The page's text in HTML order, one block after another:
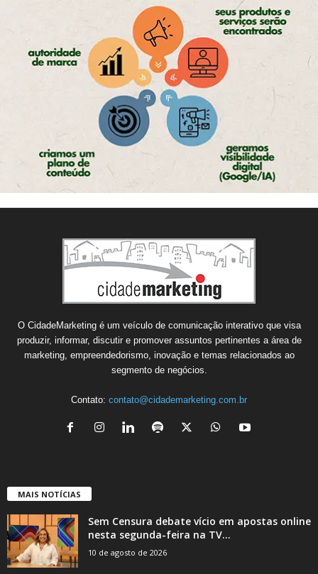
O CidadeMarketing é um veículo de comunicação interativo que visa
produzir, informar, discutir e promover assuntos pertinentes a área de
marketing, empreendedorismo, inovação e temas relacionados ao
segmento de negócios.
Contato: contato@cidademarketing.com.br
MAIS NOTÍCIAS
Sem Censura debate vício em apostas online
nesta segunda-feira na TV...
10 de agosto de 2026